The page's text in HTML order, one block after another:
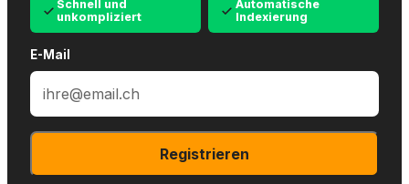
Schnell und
unkompliziert
Automatische
Indexierung
E-Mail
Registrieren